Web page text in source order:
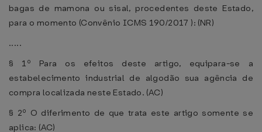
bagas de mamona ou sisal, procedentes deste Estado,
para o momento (Convênio ICMS 190/2017 ): (NR)
.....
§ 1º Para os efeitos deste artigo, equipara-se a
estabelecimento industrial de algodão sua agência de
compra localizada neste Estado. (AC)
§ 2º O diferimento de que trata este artigo somente se
aplica: (AC)